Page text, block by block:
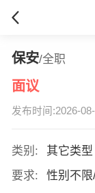
保安/全职
面议
发布时间:2026-
类别:
其它类型
要求:
性别不